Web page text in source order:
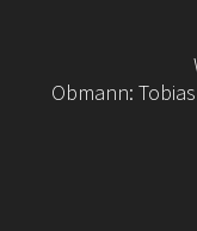
Obmann: